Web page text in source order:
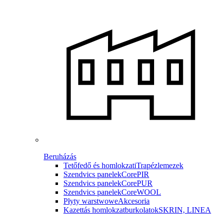
Beruházás
Tetőfedő és homlokzatiTrapézlemezek
Szendvics panelekCorePIR
Szendvics panelekCorePUR
Szendvics panelekCoreWOOL
Płyty warstwoweAkcesoria
Kazettás homlokzatburkolatokSKRIN, LINEA